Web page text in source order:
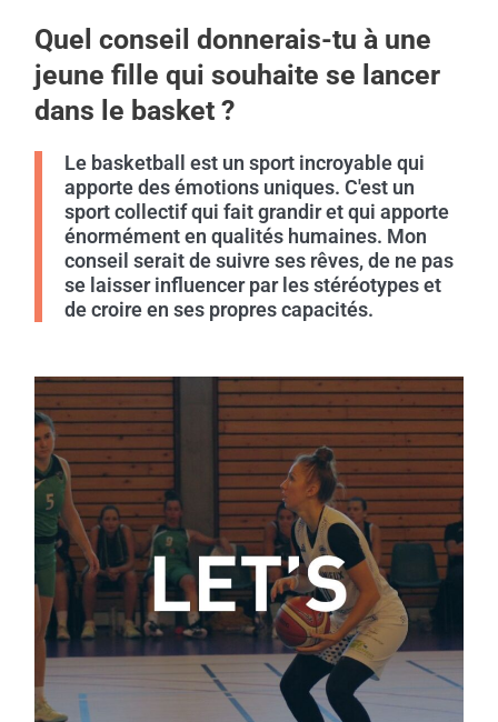
Quel conseil donnerais-tu à une
jeune fille qui souhaite se lancer
dans le basket ?
Le basketball est un sport incroyable qui
apporte des émotions uniques. C'est un
sport collectif qui fait grandir et qui apporte
énormément en qualités humaines. Mon
conseil serait de suivre ses rêves, de ne pas
se laisser influencer par les stéréotypes et
de croire en ses propres capacités.